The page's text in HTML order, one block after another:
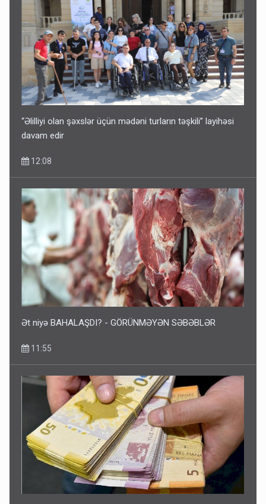
“Əlilliyi olan şəxslər üçün mədəni turların təşkili” layihəsi
davam edir
12:08
Ət niyə BAHALAŞDI? - GÖRÜNMƏYƏN SƏBƏBLƏR
11:55